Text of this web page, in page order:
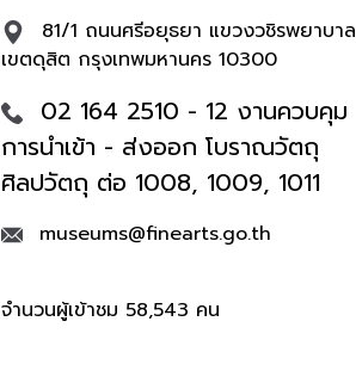
81/1 ถนนศรีอยุธยา แขวงวชิรพยาบาล
เขตดุสิต กรุงเทพมหานคร 10300
02 164 2510 - 12 งานควบคุม
การนำเข้า - ส่งออก โบราณวัตถุ
ศิลปวัตถุ ต่อ 1008, 1009, 1011
museums@finearts.go.th
จำนวนผู้เข้าชม 58,543 คน